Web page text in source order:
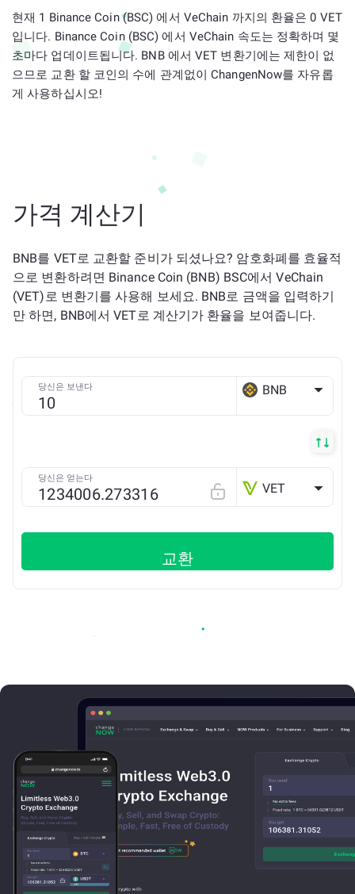
현재 1 Binance Coin (BSC) 에서 VeChain 까지의 환율은 0 VET
입니다. Binance Coin (BSC) 에서 VeChain 속도는 정확하며 몇
초마다 업데이트됩니다. BNB 에서 VET 변환기에는 제한이 없
으므로 교환 할 코인의 수에 관계없이 ChangenNow를 자유롭
게 사용하십시오!
가격 계산기
BNB를 VET로 교환할 준비가 되셨나요? 암호화폐를 효율적
으로 변환하려면 Binance Coin (BNB) BSC에서 VeChain
(VET)로 변환기를 사용해 보세요. BNB로 금액을 입력하기
만 하면, BNB에서 VET로 계산기가 환율을 보여줍니다.
당신은 보낸다 BNB
당신은 얻는다
VET
교환